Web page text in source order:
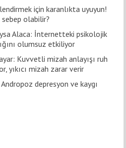
için karanlıkta uyuyun!
olabilir?
Alaca: İnternetteki psikolojik
olumsuz etkiliyor
Kuvvetli mizah anlayışı ruh
yıkıcı mizah zarar verir
depresyon ve kaygı